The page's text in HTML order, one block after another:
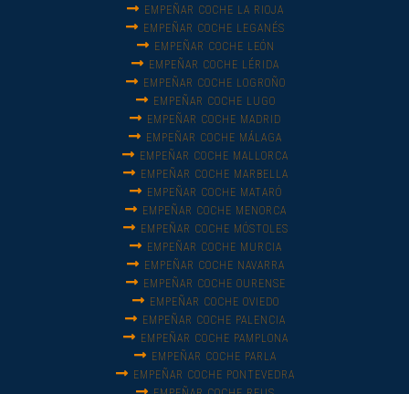
EMPEÑAR COCHE LA RIOJA
EMPEÑAR COCHE LEGANÉS
EMPEÑAR COCHE LEÓN
EMPEÑAR COCHE LÉRIDA
EMPEÑAR COCHE LOGROÑO
EMPEÑAR COCHE LUGO
EMPEÑAR COCHE MADRID
EMPEÑAR COCHE MÁLAGA
EMPEÑAR COCHE MALLORCA
EMPEÑAR COCHE MARBELLA
EMPEÑAR COCHE MATARÓ
EMPEÑAR COCHE MENORCA
EMPEÑAR COCHE MÓSTOLES
EMPEÑAR COCHE MURCIA
EMPEÑAR COCHE NAVARRA
EMPEÑAR COCHE OURENSE
EMPEÑAR COCHE OVIEDO
EMPEÑAR COCHE PALENCIA
EMPEÑAR COCHE PAMPLONA
EMPEÑAR COCHE PARLA
EMPEÑAR COCHE PONTEVEDRA